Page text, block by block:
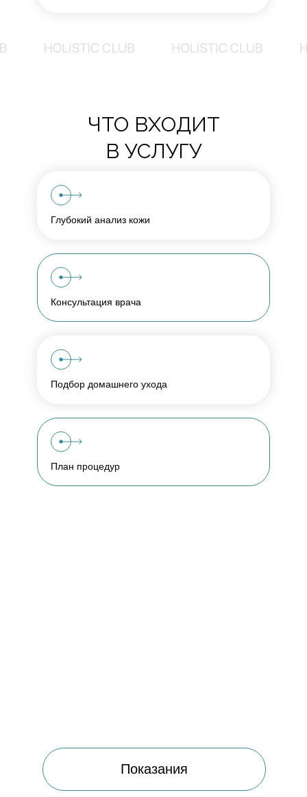
Подбор домашнего ухода
Глубокий анализ кожи
План процедур
Консультация врача
ЧТО ВХОДИТ
В УСЛУГУ